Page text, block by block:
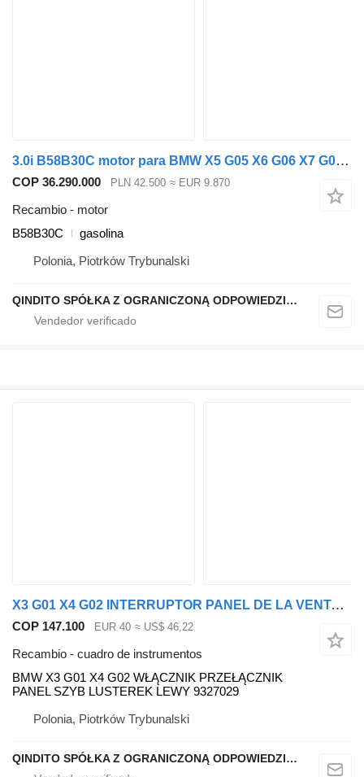
3.0i B58B30C motor para BMW X5 G05 X6 G06 X7 G07 G20 G30 coche
COP 36.290.000 PLN 42.500 ≈ EUR 9.870
Recambio - motor
B58B30C
gasolina
Polonia, Piotrków Trybunalski
QINDITO SPÓŁKA Z OGRANICZONĄ ODPOWIEDZIALNOŚCIĄ
X3 G01 X4 G02 INTERRUPTOR PANEL DE LA VENTANA DEL ESPEJO IZQUIERDO 9327 BMW cuadro de instrumentos para BMW X3 G01 X4 G02 coche
COP 147.100 EUR 40 ≈ US$ 46,22
Recambio - cuadro de instrumentos
BMW X3 G01 X4 G02 WŁĄCZNIK PRZEŁĄCZNIK
PANEL SZYB LUSTEREK LEWY 9327029
Polonia, Piotrków Trybunalski
QINDITO SPÓŁKA Z OGRANICZONĄ ODPOWIEDZIALNOŚCIĄ